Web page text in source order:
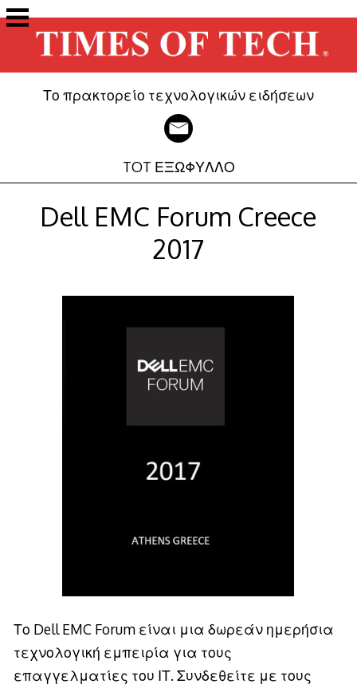
Μετάβαση
στο
περιεχόμενο
Το πρακτορείο τεχνολογικών ειδήσεων
TOT ΕΞΩΦΥΛΛΟ
Dell EMC Forum Creece
2017
Το Dell EMC Forum είναι μια δωρεάν ημερήσια
τεχνολογική εμπειρία για τους
επαγγελματίες του ΙΤ. Συνδεθείτε με τους